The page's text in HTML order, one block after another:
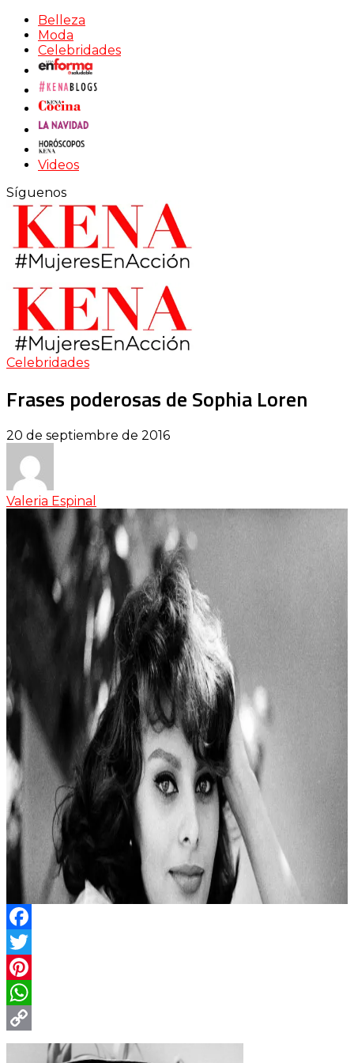
Belleza
Moda
Celebridades
Videos
Síguenos
Celebridades
Frases poderosas de Sophia Loren
20 de septiembre de 2016
Valeria Espinal
Facebook
Twitter
Pinterest
WhatsApp
Copy